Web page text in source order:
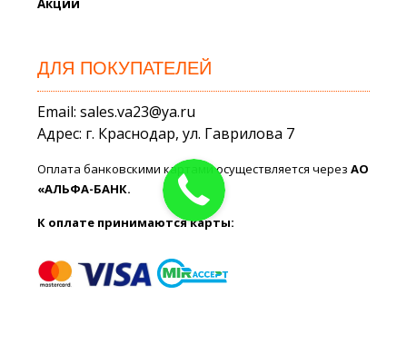
Акции
ДЛЯ ПОКУПАТЕЛЕЙ
Email: sales.va23@ya.ru
Адрес: г. Краснодар, ул. Гаврилова 7
Оплата банковскими картами осуществляется черезАО
«АЛЬФА-БАНК.
К оплате принимаются карты: